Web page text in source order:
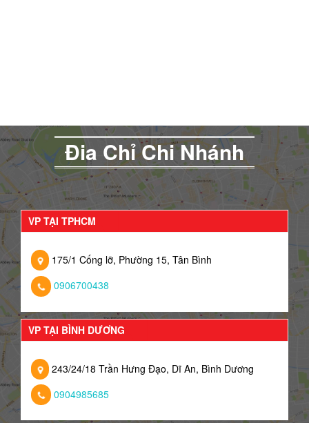
Đia Chỉ Chi Nhánh
VP TẠI TPHCM
175/1 Cống lỡ, Phường 15, Tân Bình
0906700438
VP TẠI BÌNH DƯƠNG
243/24/18 Trần Hưng Đạo, Dĩ An, Bình Dương
0904985685